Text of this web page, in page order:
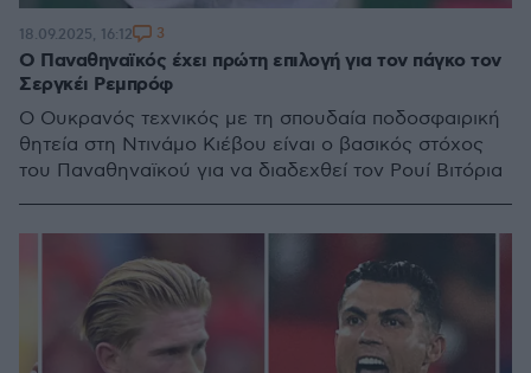
Ο Παναθηναϊκός έχει πρώτη επιλογή για τον πάγκο τον
Σεργκέι Ρεμπρόφ
Ο Ουκρανός τεχνικός με τη σπουδαία ποδοσφαιρική
θητεία στη Ντινάμο Κιέβου είναι ο βασικός στόχος
του Παναθηναϊκού για να διαδεχθεί τον Ρουί Βιτόρια
18.09.2025, 16:12 3